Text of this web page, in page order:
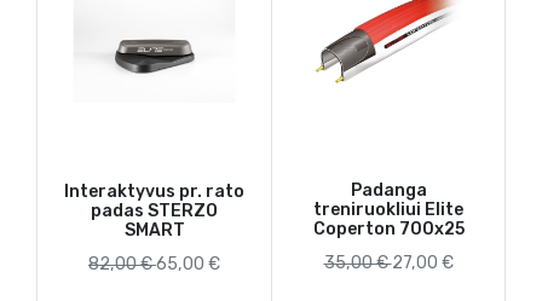
Interaktyvus pr. rato
padas STERZO
SMART
82,00 €65,00 €
Padanga
treniruokliui Elite
Coperton 700x25
35,00 €27,00 €